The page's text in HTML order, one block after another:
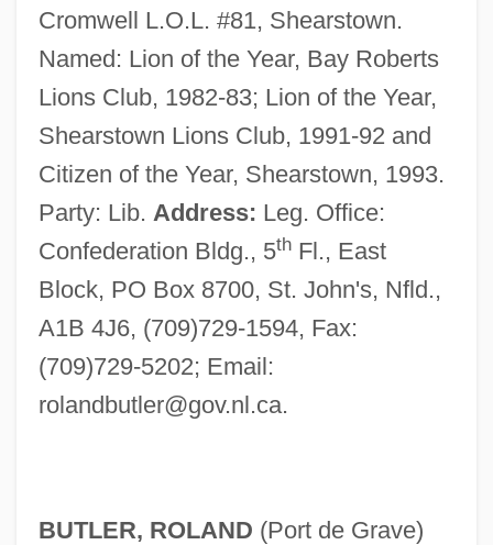
Cromwell L.O.L. #81, Shearstown.
Named: Lion of the Year, Bay Roberts
Lions Club, 1982-83; Lion of the Year,
Shearstown Lions Club, 1991-92 and
Citizen of the Year, Shearstown, 1993.
Party: Lib. Address: Leg. Office:
Confederation Bldg., 5thFl., East
Block, PO Box 8700, St. John's, Nfld.,
A1B 4J6, (709)729-1594, Fax:
(709)729-5202; Email:
rolandbutler@gov.nl.ca.
BUTLER, ROLAND (Port de Grave)